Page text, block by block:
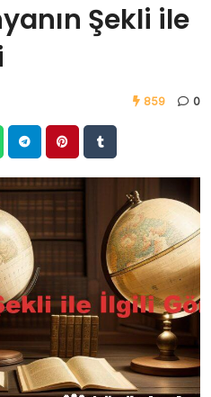
Şekli ile
859 0